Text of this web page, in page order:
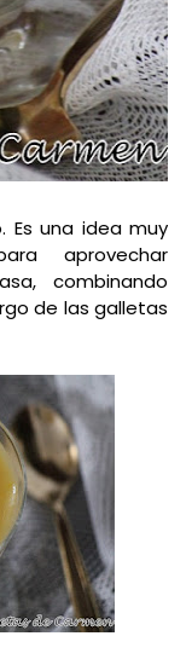
Es una idea muy
aprovechar
combinando
de las galletas